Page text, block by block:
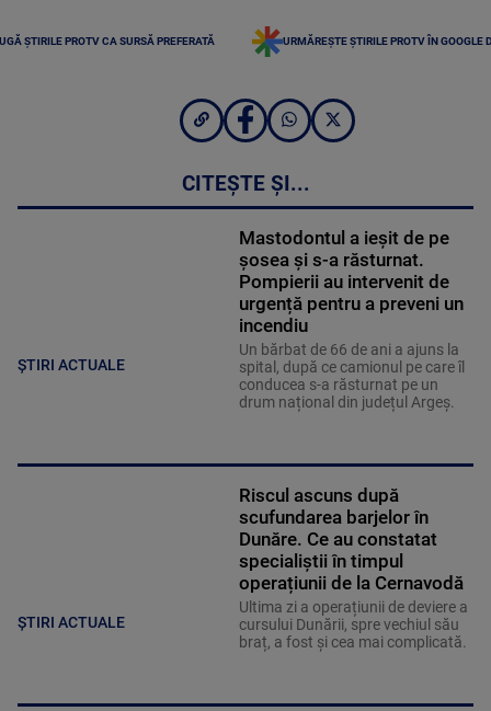
ȘTIRILE PROTV CA SURSĂ PREFERATĂ URMĂREȘTE ȘTIRILE PROTV ÎN GOOGLE
CITEȘTE ȘI...
ȘTIRI ACTUALE
Mastodontul a ieșit de pe
șosea și s-a răsturnat.
Pompierii au intervenit de
urgență pentru a preveni un
incendiu
Un bărbat de 66 de ani a ajuns la
spital, după ce camionul pe care îl
conducea s-a răsturnat pe un
drum național din județul Argeș.
ȘTIRI ACTUALE
Riscul ascuns după
scufundarea barjelor în
Dunăre. Ce au constatat
specialiștii în timpul
operațiunii de la Cernavodă
Ultima zi a operațiunii de deviere a
cursului Dunării, spre vechiul său
braț, a fost și cea mai complicată.